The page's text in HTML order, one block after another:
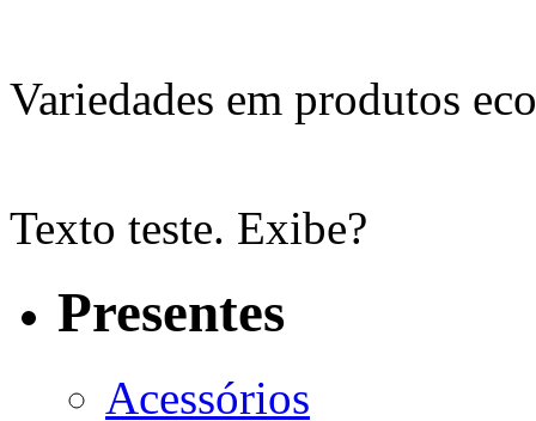
Variedades em produtos
Texto teste. Exibe?
Presentes
Acessórios